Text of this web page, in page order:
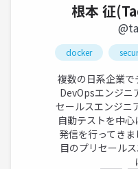
根本 征
docker
複数の日系企業で
DevOpsエンジニ
セールスエンジニ
自動テストを中
発信を行ってき
目のプリセール